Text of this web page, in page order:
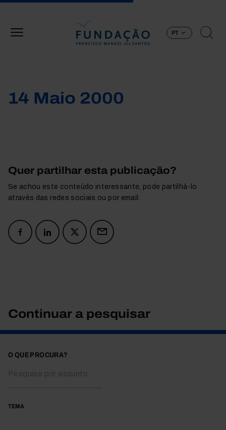
PT
14 Maio 2000
Quer partilhar esta publicação?
Se achou este conteúdo interessante, pode partilhá-lo
através das redes sociais ou por email.
Continuar a pesquisar
O QUE PROCURA?
TEMA